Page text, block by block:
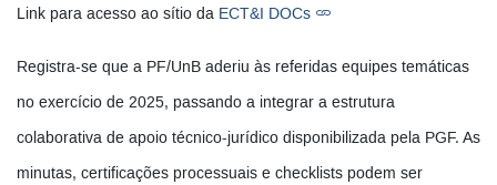
Link para acesso ao sítio da ECT&I DOCs
Registra-se que a PF/UnB aderiu às referidas equipes temáticas
no exercício de 2025, passando a integrar a estrutura
colaborativa de apoio técnico-jurídico disponibilizada pela PGF. As
minutas, certificações processuais e checklists podem ser